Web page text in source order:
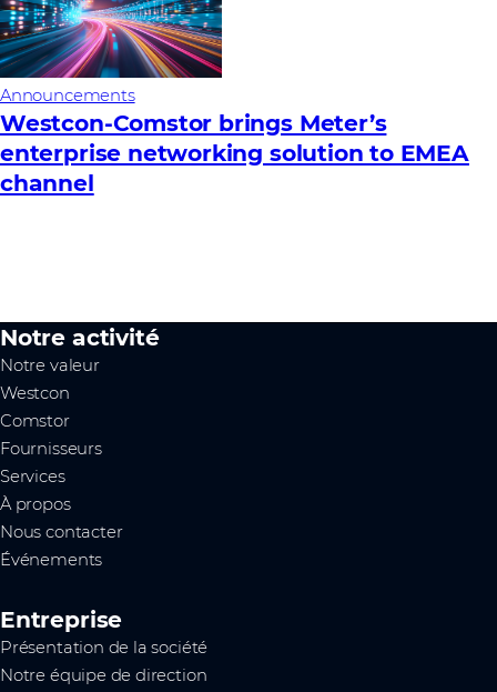
Announcements
Westcon-Comstor brings Meter’s
enterprise networking solution to EMEA
channel
Notre activité
Notre valeur
Westcon
Comstor
Fournisseurs
Services
À propos
Nous contacter
Événements
Entreprise
Présentation de la société
Notre équipe de direction